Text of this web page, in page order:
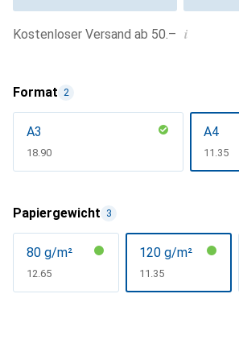
Kostenloser Versand ab 50.– i
Format 2
A3
CHF
18.90
A4
CHF
11.35
Papiergewicht 3
80 g/m²
CHF
12.65
120 g/m²
CHF
11.35